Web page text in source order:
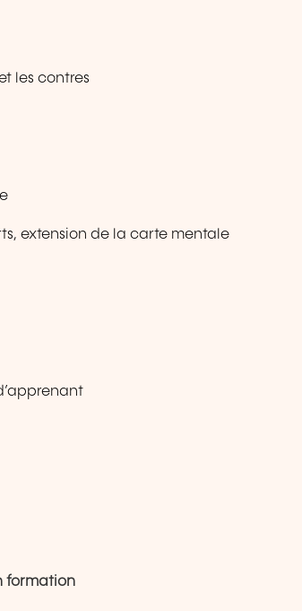
les contres
extension de la carte mentale
formation